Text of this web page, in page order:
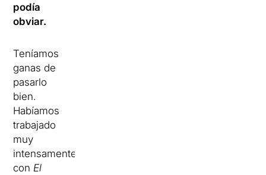
podía
obviar.
Teníamos
ganas de
pasarlo
bien.
Habíamos
trabajado
muy
intensamente
conEl